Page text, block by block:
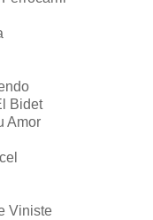
Bidet
Amor
Viniste